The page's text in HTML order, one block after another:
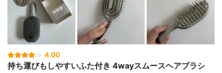
4.00
持ち運びもしやすいふた付き 4wayスムースヘアブラシ